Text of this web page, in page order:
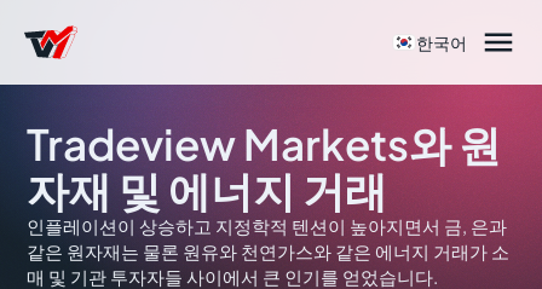
한국어 
Tradeview Markets와 원
자재 및 에너지 거래
인플레이션이 상승하고 지정학적 텐션이 높아지면서 금, 은과
같은 원자재는 물론 원유와 천연가스와 같은 에너지 거래가 소
매 및 기관 투자자들 사이에서 큰 인기를 얻었습니다.